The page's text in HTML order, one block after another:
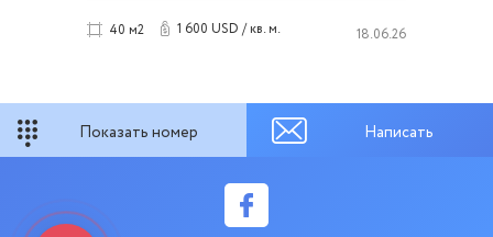
40 м2 1 600 USD / кв. м. 18.06.26
Показать номер Написать